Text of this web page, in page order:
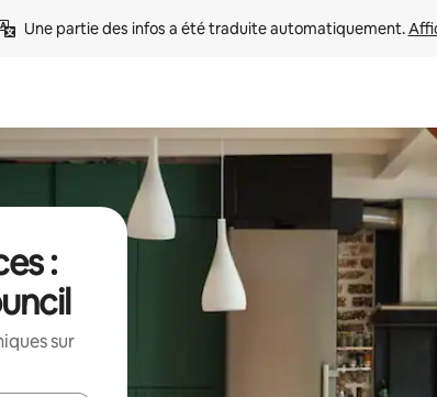
Une partie des infos a été traduite automatiquement.
:
sur